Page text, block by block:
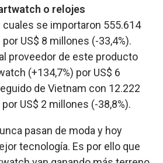
o relojes
cuales se importaron 555.614
US$ 8 millones (-33,4%).
proveedor de este producto
(+134,7%) por US$ 6
de Vietnam con 12.222
US$ 2 millones (-38,8%).
pasan de moda y hoy
tecnología. Es por ello que